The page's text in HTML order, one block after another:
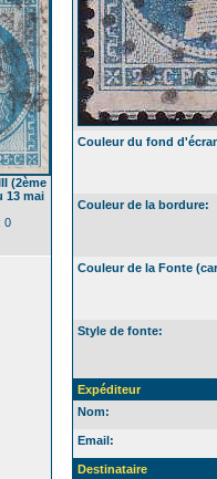
(2ème
13 mai
0
Couleur du fond
Couleur de la bordure:
Couleur de la Fonte
Style de fonte:
Expéditeur
Nom:
Email:
Destinataire